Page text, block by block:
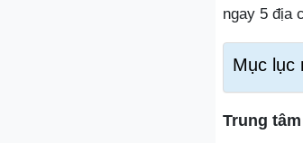
ngay 5 địa
Mục lục
Trung